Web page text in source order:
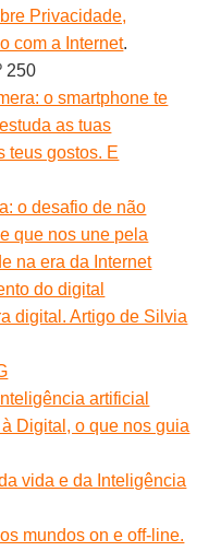
Privacidade,
com a Internet.
250
o smartphone te
as tuas
teus gostos. E
o desafio de não
que nos une pela
na era da Internet
do digital
digital. Artigo de Silvia
artificial
Digital, o que nos guia
vida e da Inteligência
mundos on e off-line.